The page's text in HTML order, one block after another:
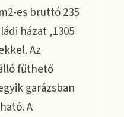
es bruttó 235
házat ,1305
Az
fűthető
garázsban
A